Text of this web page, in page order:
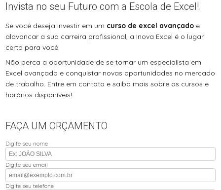
Invista no seu Futuro com a Escola de Excel!
Se você deseja investir em um curso de excel avançado e
alavancar a sua carreira profissional, a Inova Excel é o lugar
certo para você.
Não perca a oportunidade de se tornar um especialista em
Excel avançado e conquistar novas oportunidades no mercado
de trabalho. Entre em contato e saiba mais sobre os cursos e
horários disponíveis!
FAÇA UM ORÇAMENTO
Digite seu nome
Digite seu email
Digite seu telefone